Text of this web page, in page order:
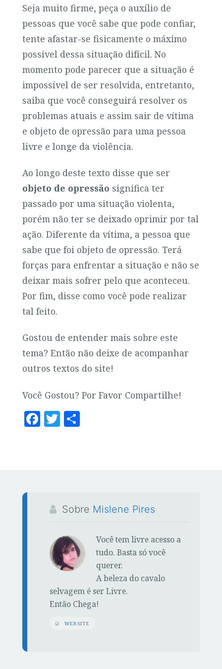
Seja muito firme, peça o auxílio de
pessoas que você sabe que pode confiar,
tente afastar-se fisicamente o máximo
possível dessa situação difícil. No
momento pode parecer que a situação é
impossível de ser resolvida, entretanto,
saiba que você conseguirá resolver os
problemas atuais e assim sair de vítima
e objeto de opressão para uma pessoa
livre e longe da violência.
Ao longo deste texto disse que ser
objeto de opressão significa ter
passado por uma situação violenta,
porém não ter se deixado oprimir por tal
ação. Diferente da vítima, a pessoa que
sabe que foi objeto de opressão. Terá
forças para enfrentar a situação e não se
deixar mais sofrer pelo que aconteceu.
Por fim, disse como você pode realizar
tal feito.
Gostou de entender mais sobre este
tema? Então não deixe de acompanhar
outros textos do site!
Você Gostou? Por Favor Compartilhe!
F T S
Sobre Mislene Pires
Você tem livre acesso a
tudo. Basta só você
querer.
A beleza do cavalo
selvagem é ser Livre.
Então Chega!
WEBSITE